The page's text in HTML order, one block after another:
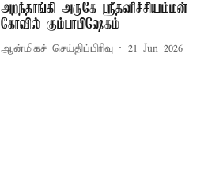
அறந்தாங்கி அருகே ஸ்ரீதனிச்சியம்மன்
கோவில் கும்பாபிஷேகம்
ஆன்மிகச் செய்திப்பிரிவு 21 Jun 2026